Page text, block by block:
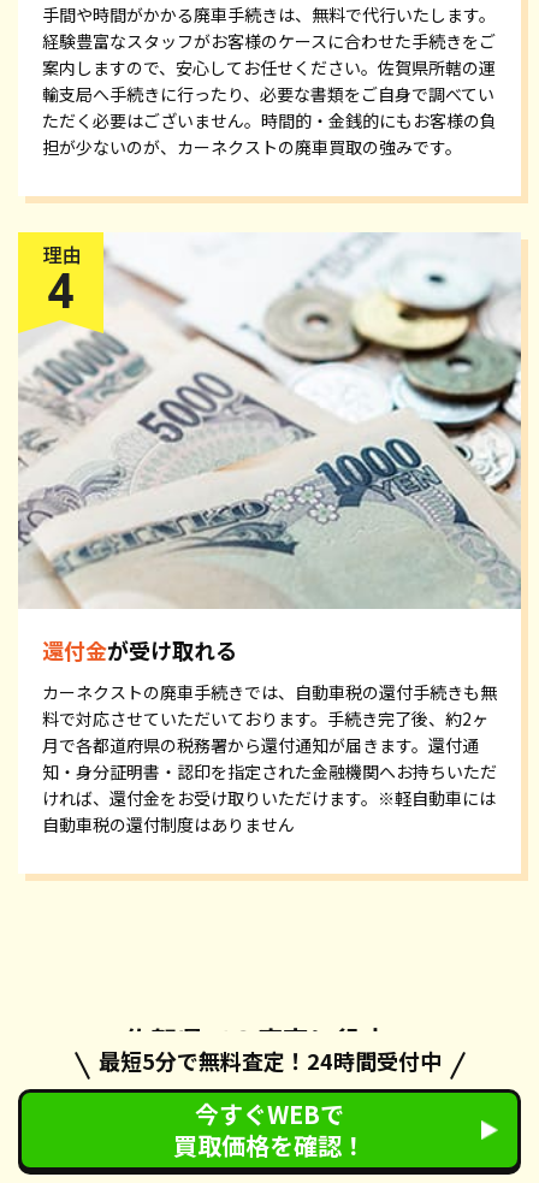
手間や時間がかかる廃車手続きは、無料で代行いたします。
経験豊富なスタッフがお客様のケースに合わせた手続きをご
案内しますので、安心してお任せください。佐賀県所轄の運
輸支局へ手続きに行ったり、必要な書類をご自身で調べてい
ただく必要はございません。時間的・金銭的にもお客様の負
担が少ないのが、カーネクストの廃車買取の強みです。
還付金が受け取れる
カーネクストの廃車手続きでは、自動車税の還付手続きも無
料で対応させていただいております。手続き完了後、約2ヶ
月で各都道府県の税務署から還付通知が届きます。還付通
知・身分証明書・認印を指定された金融機関へお持ちいただ
ければ、還付金をお受け取りいただけます。※軽自動車には
自動車税の還付制度はありません
佐賀県での廃車に役立つ
コラム集
最短5分で無料査定！24時間受付中
今すぐWEBで
買取価格を確認！